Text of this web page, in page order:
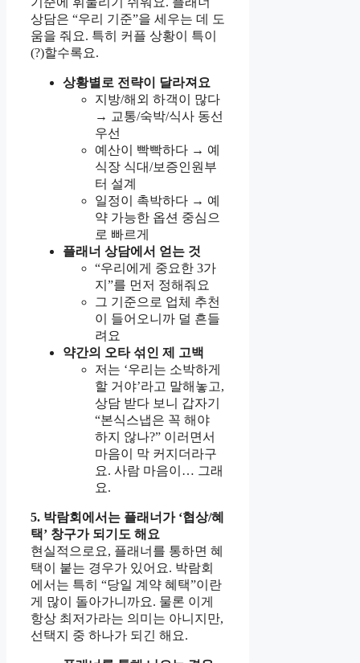
상담은 “우리 기준”을 세우는 데 도
움을 줘요. 특히 커플 상황이 특이
(?)할수록요.
상황별로 전략이 달라져요
지방/해외 하객이 많다
→ 교통/숙박/식사 동선
우선
예산이 빡빡하다 → 예
식장 식대/보증인원부
터 설계
일정이 촉박하다 → 예
약 가능한 옵션 중심으
로 빠르게
플래너 상담에서 얻는 것
“우리에게 중요한 3가
지”를 먼저 정해줘요
그 기준으로 업체 추천
이 들어오니까 덜 흔들
려요
약간의 오타 섞인 제 고백
저는 ‘우리는 소박하게
할 거야’라고 말해놓고,
상담 받다 보니 갑자기
“본식스냅은 꼭 해야
하지 않나?” 이러면서
마음이 막 커지더라구
요. 사람 마음이… 그래
요.
5. 박람회에서는 플래너가 ‘협상/혜
택’ 창구가 되기도 해요
현실적으로요, 플래너를 통하면 혜
택이 붙는 경우가 있어요. 박람회
에서는 특히 “당일 계약 혜택”이란
게 많이 돌아가니까요. 물론 이게
항상 최저가라는 의미는 아니지만,
선택지 중 하나가 되긴 해요.